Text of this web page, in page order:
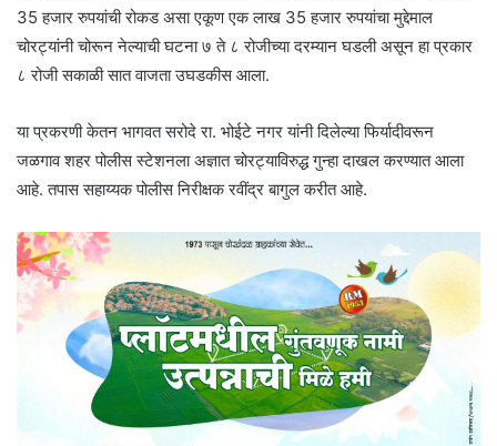
35 हजार रुपयांची रोकड असा एकूण एक लाख 35 हजार रुपयांचा मुद्देमाल
चोरट्यांनी चोरून नेल्याची घटना ७ ते ८ रोजीच्या दरम्यान घडली असून हा प्रकार
८ रोजी सकाळी सात वाजता उघडकीस आला.
या प्रकरणी केतन भागवत सरोदे रा. भोईटे नगर यांनी दिलेल्या फिर्यादीवरून
जळगाव शहर पोलीस स्टेशनला अज्ञात चोरट्याविरुद्ध गुन्हा दाखल करण्यात आला
आहे. तपास सहाय्यक पोलीस निरीक्षक रवींद्र बागुल करीत आहे.